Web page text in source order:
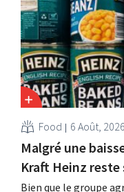
cette opportunité ».
Food 6 Août, 2026
Malgré une
Kraft Heinz
Bien que le groupe